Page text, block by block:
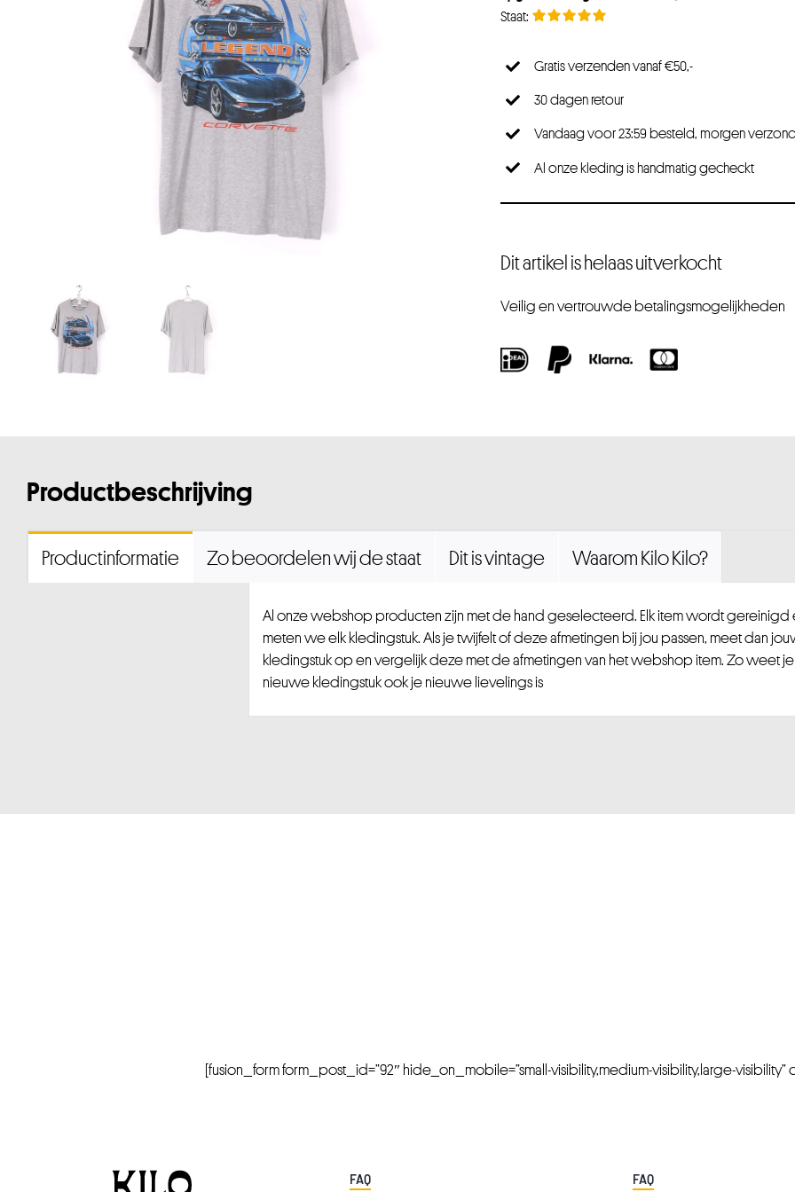
Gratis verzenden vanaf €50,-
30 dagen retour
Vandaag voor 23:59 besteld, morgen
Al onze kleding is handmatig gecheckt
Dit artikel is helaas uitverkocht
Veilig en vertrouwde betalingsmogelijkheden
Productbeschrijving
Productinformatie Zo beoordelen wij de staat Dit is vintage Waarom Kilo Kilo?
Al onze webshop producten zijn met de hand geselecteerd. Elk item wordt gereinigd
meten we elk kledingstuk. Als je twijfelt of deze afmetingen bij jou passen, meet dan
kledingstuk op en vergelijk deze met de afmetingen van het webshop item. Zo weet
nieuwe kledingstuk ook je nieuwe lievelings is
[fusion_form form_post_id=”92″ hide_on_mobile=”small-visibility,medium-visibility,large-visibility”
FAQ FAQ